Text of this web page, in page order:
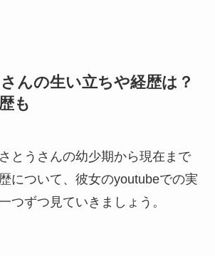
んの生い立ちや経歴は？
も
とうさんの幼少期から現在まで
について、彼女のyoutubeでの実
つずつ見ていきましょう。